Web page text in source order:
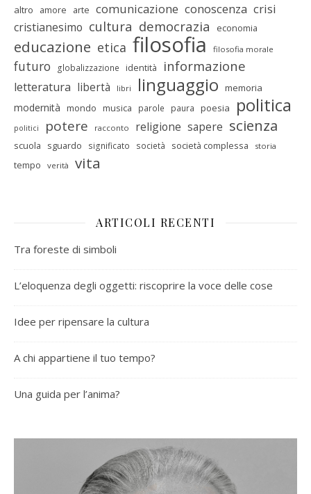
altro amore arte comunicazione conoscenza crisi
cristianesimo cultura democrazia economia
educazione etica filosofia filosofia morale
futuro globalizzazione identità informazione
letteratura libertà libri linguaggio memoria
modernità mondo musica parole paura poesia politica
politici potere racconto religione sapere scienza
scuola sguardo significato società società complessa storia
tempo verità vita
ARTICOLI RECENTI
Tra foreste di simboli
L’eloquenza degli oggetti: riscoprire la voce delle cose
Idee per ripensare la cultura
A chi appartiene il tuo tempo?
Una guida per l’anima?